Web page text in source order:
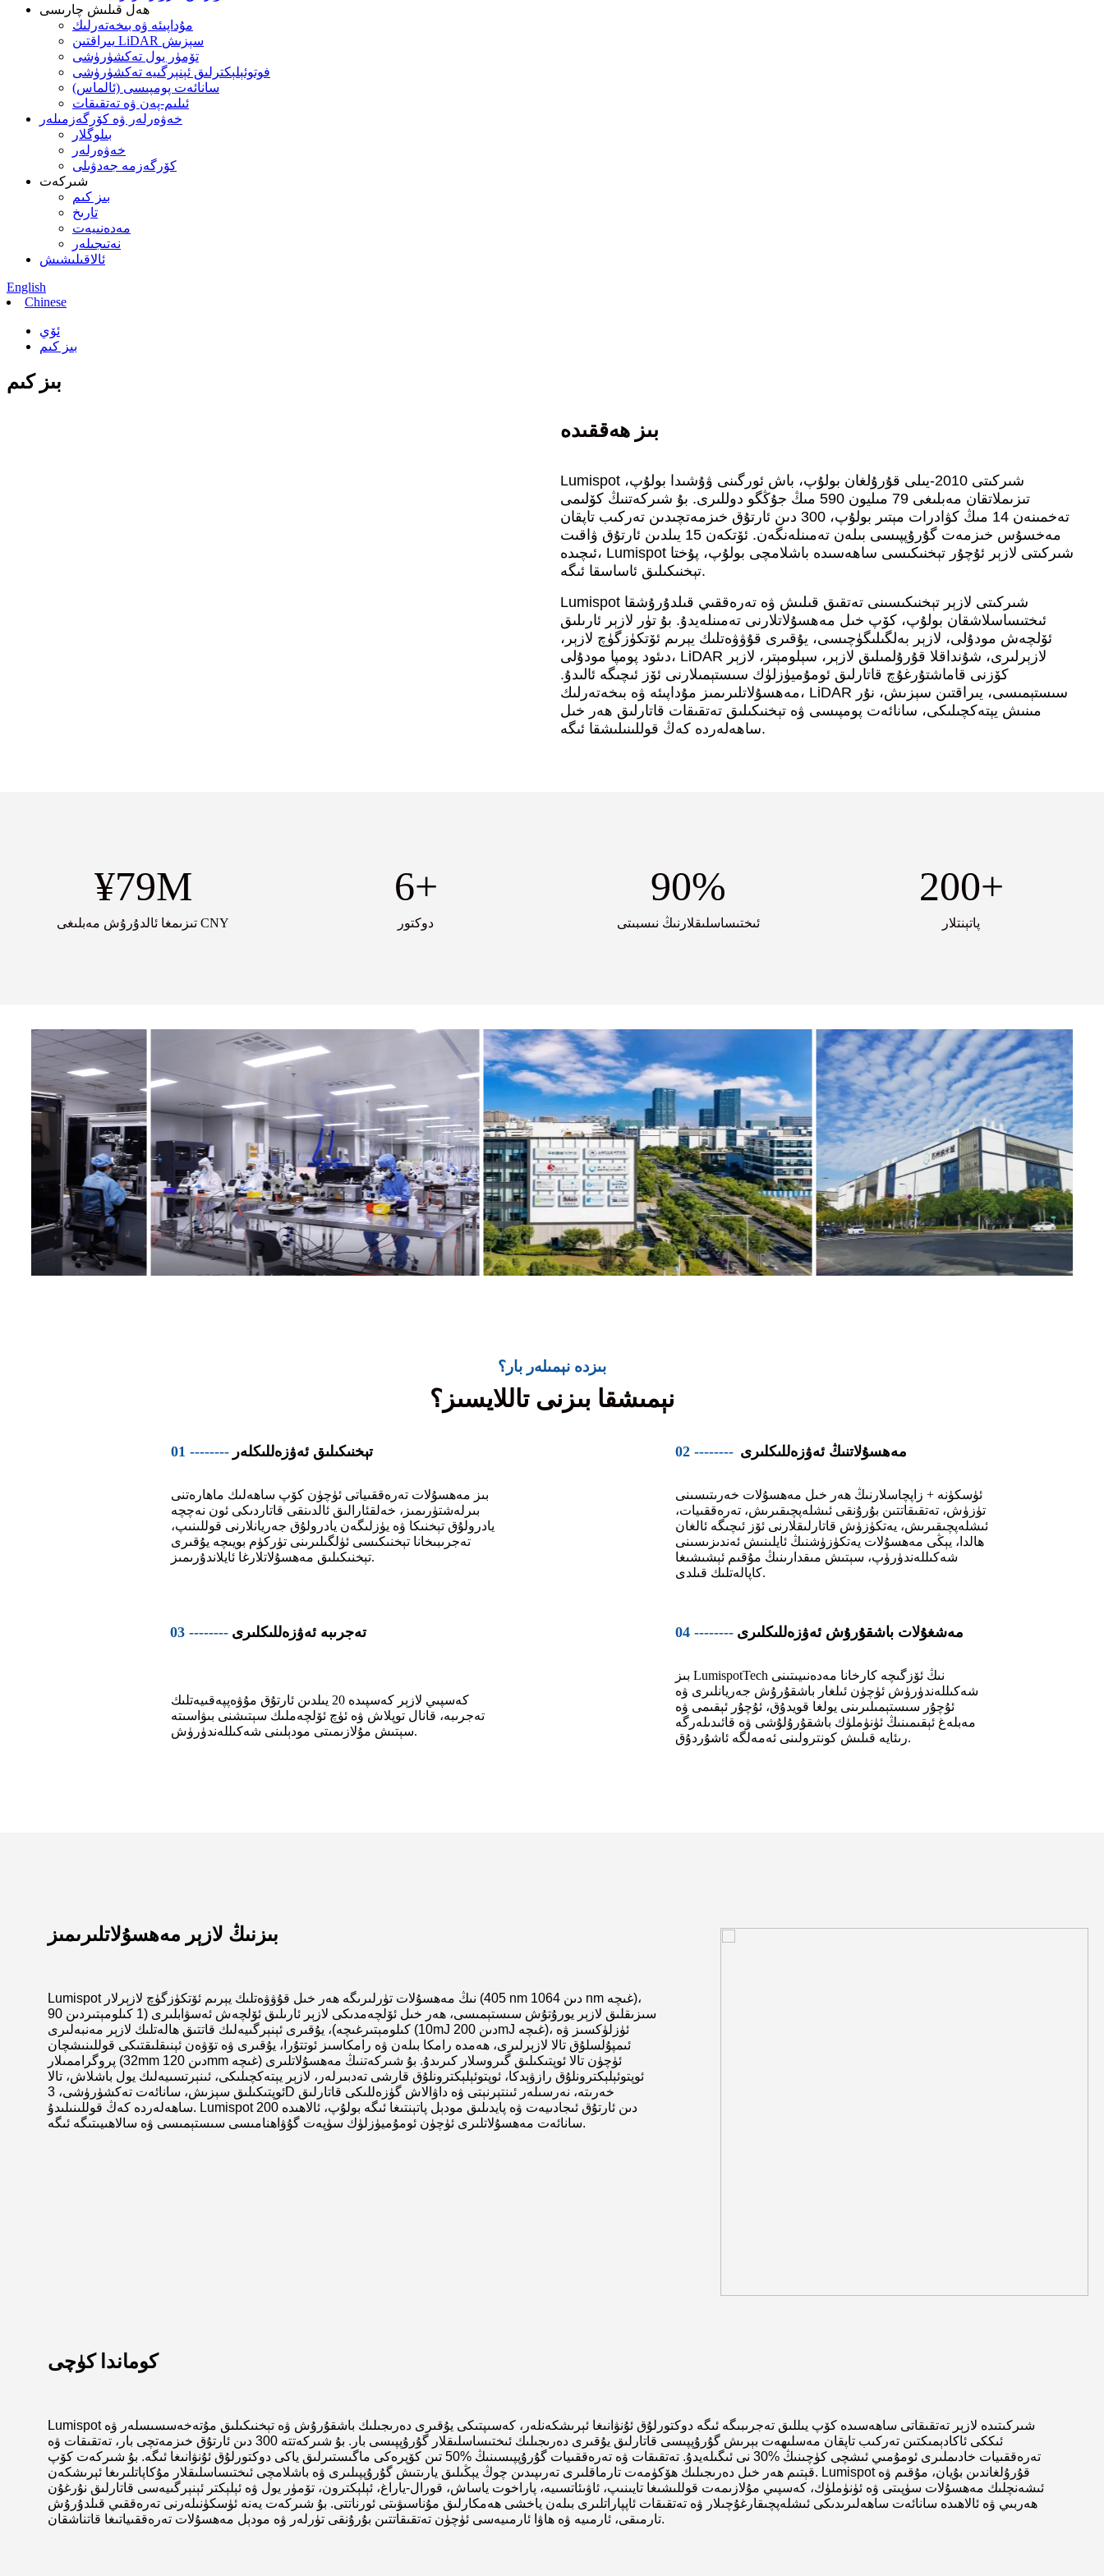
ھەل قىلىش چارىسى
مۇداپىئە ۋە بىخەتەرلىك
يىراقتىن LiDAR سېزىش
تۆمۈر يول تەكشۈرۈشى
فوتوئېلېكترلىق ئېنېرگىيە تەكشۈرۈشى
سانائەت پومپىسى (ئالماس)
ئىلىم-پەن ۋە تەتقىقات
خەۋەرلەر ۋە كۆرگەزمىلەر
بىلوگلار
خەۋەرلەر
كۆرگەزمە جەدۋىلى
شىركەت
بىز كىم
تارىخ
مەدەنىيەت
نەتىجىلەر
ئالاقىلىشىش
English
Chinese
ئۆي
بىز كىم
بىز كىم
بىز ھەققىدە
Lumispot شىركىتى 2010-يىلى قۇرۇلغان بولۇپ، باش ئورگىنى ۋۇشىدا بولۇپ،
تىزىملاتقان مەبلىغى 79 مىليون 590 مىڭ جۇڭگو دوللىرى. بۇ شىركەتنىڭ كۆلىمى
تەخمىنەن 14 مىڭ كۋادرات مېتىر بولۇپ، 300 دىن ئارتۇق خىزمەتچىدىن تەركىب تاپقان
مەخسۇس خىزمەت گۇرۇپپىسى بىلەن تەمىنلەنگەن. ئۆتكەن 15 يىلدىن ئارتۇق ۋاقىت
ئىچىدە، Lumispot شىركىتى لازېر ئۇچۇر تېخنىكىسى ساھەسىدە باشلامچى بولۇپ، پۇختا
تېخنىكىلىق ئاساسقا ئىگە.
Lumispot شىركىتى لازېر تېخنىكىسىنى تەتقىق قىلىش ۋە تەرەققىي قىلدۇرۇشقا
ئىختىساسلاشقان بولۇپ، كۆپ خىل مەھسۇلاتلارنى تەمىنلەيدۇ. بۇ تۈر لازېر ئارىلىق
ئۆلچەش مودۇلى، لازېر بەلگىلىگۈچىسى، يۇقىرى قۇۋۋەتلىك يېرىم ئۆتكۈزگۈچ لازېر،
دىئود پومپا مودۇلى، LiDAR لازېرلىرى، شۇنداقلا قۇرۇلمىلىق لازېر، سېلومېتر، لازېر
كۆزنى قاماشتۇرغۇچ قاتارلىق ئومۇميۈزلۈك سىستېمىلارنى ئۆز ئىچىگە ئالىدۇ.
مەھسۇلاتلىرىمىز مۇداپىئە ۋە بىخەتەرلىك، LiDAR سىستېمىسى، يىراقتىن سېزىش، نۇر
مىنىش يېتەكچىلىكى، سانائەت پومپىسى ۋە تېخنىكىلىق تەتقىقات قاتارلىق ھەر خىل
ساھەلەردە كەڭ قوللىنىلىشقا ئىگە.
¥79M
تىزىمغا ئالدۇرۇش مەبلىغى CNY
6+
دوكتور
90%
ئىختىساسلىقلارنىڭ نىسبىتى
200+
پاتېنتلار
بىزدە نېمىلەر بار؟
نېمىشقا بىزنى تاللايسىز؟
01 -------- تېخنىكىلىق ئەۋزەللىكلەر
بىز مەھسۇلات تەرەققىياتى ئۈچۈن كۆپ ساھەلىك ماھارەتنى
بىرلەشتۈرىمىز، خەلقئارالىق ئالدىنقى قاتاردىكى ئون نەچچە
يادرولۇق تېخنىكا ۋە يۈزلىگەن يادرولۇق جەريانلارنى قوللىنىپ،
تەجرىبىخانا تېخنىكىسى ئۈلگىلىرىنى تۈركۈم بويىچە يۇقىرى
تېخنىكىلىق مەھسۇلاتلارغا ئايلاندۇرىمىز.
02 -------- مەھسۇلاتنىڭ ئەۋزەللىكلىرى
ئۈسكۈنە + زاپچاسلارنىڭ ھەر خىل مەھسۇلات خەرىتىسىنى
تۈزۈش، تەتقىقاتتىن بۇرۇنقى ئىشلەپچىقىرىش، تەرەققىيات،
ئىشلەپچىقىرىش، يەتكۈزۈش قاتارلىقلارنى ئۆز ئىچىگە ئالغان
ھالدا، يېڭى مەھسۇلات يەتكۈزۈشنىڭ ئايلىنىش ئەندىزىسىنى
شەكىللەندۈرۈپ، سېتىش مىقدارىنىڭ مۇقىم ئېشىشىغا
كاپالەتلىك قىلدى.
03 -------- تەجرىبە ئەۋزەللىكلىرى
كەسپىي لازېر كەسپىدە 20 يىلدىن ئارتۇق مۇۋەپپەقىيەتلىك
تەجرىبە، قانال توپلاش ۋە ئۈچ ئۆلچەملىك سېتىشنى بىۋاسىتە
سېتىش مۇلازىمىتى مودېلىنى شەكىللەندۈرۈش.
04 -------- مەشغۇلات باشقۇرۇش ئەۋزەللىكلىرى
بىز LumispotTech نىڭ ئۆزگىچە كارخانا مەدەنىيىتىنى
شەكىللەندۈرۈش ئۈچۈن ئىلغار باشقۇرۇش جەريانلىرى ۋە
ئۇچۇر سىستېمىلىرىنى يولغا قويدۇق، ئۇچۇر ئېقىمى ۋە
مەبلەغ ئېقىمىنىڭ ئۈنۈملۈك باشقۇرۇلۇشى ۋە قائىدىلەرگە
رىئايە قىلىش كونترولىنى ئەمەلگە ئاشۇردۇق.
بىزنىڭ لازېر مەھسۇلاتلىرىمىز
Lumispot نىڭ مەھسۇلات تۈرلىرىگە ھەر خىل قۇۋۋەتلىك يېرىم ئۆتكۈزگۈچ لازېرلار (405 nm دىن 1064 nm غىچە)،
سىزىقلىق لازېر يورۇتۇش سىستېمىسى، ھەر خىل ئۆلچەمدىكى لازېر ئارىلىق ئۆلچەش ئەسۋابلىرى (1 كىلومېتىردىن 90
كىلومېتىرغىچە)، يۇقىرى ئېنېرگىيەلىك قاتتىق ھالەتلىك لازېر مەنبەلىرى (10mJ دىن 200mJ غىچە)، ئۈزلۈكسىز ۋە
ئىمپۇلسلۇق تالا لازېرلىرى، ھەمدە رامكا بىلەن ۋە رامكاسىز ئوتتۇرا، يۇقىرى ۋە تۆۋەن ئېنىقلىقتىكى قوللىنىشچان
پروگراممىلار (32mm دىن 120mm غىچە) ئۈچۈن تالا ئوپتىكىلىق گىروسلار كىرىدۇ. بۇ شىركەتنىڭ مەھسۇلاتلىرى
ئوپتوئېلېكترونلۇق رازۋېدكا، ئوپتوئېلېكترونلۇق قارشى تەدبىرلەر، لازېر يېتەكچىلىكى، ئىنېرتسىيەلىك يول باشلاش، تالا
ئوپتىكىلىق سېزىش، سانائەت تەكشۈرۈشى، 3D خەرىتە، نەرسىلەر ئىنتېرنېتى ۋە داۋالاش گۈزەللىكى قاتارلىق
ساھەلەردە كەڭ قوللىنىلىدۇ. Lumispot 200 دىن ئارتۇق ئىجادىيەت ۋە پايدىلىق مودېل پاتېنتىغا ئىگە بولۇپ، ئالاھىدە
سانائەت مەھسۇلاتلىرى ئۈچۈن ئومۇميۈزلۈك سۈپەت گۇۋاھنامىسى سىستېمىسى ۋە سالاھىيىتىگە ئىگە.
كوماندا كۈچى
Lumispot شىركىتىدە لازېر تەتقىقاتى ساھەسىدە كۆپ يىللىق تەجرىبىگە ئىگە دوكتورلۇق ئۇنۋانىغا ئېرىشكەنلەر، كەسىپتىكى يۇقىرى دەرىجىلىك باشقۇرۇش ۋە تېخنىكىلىق مۇتەخەسسىسلەر ۋە
ئىككى ئاكادېمىكتىن تەركىب تاپقان مەسلىھەت بېرىش گۇرۇپپىسى قاتارلىق يۇقىرى دەرىجىلىك ئىختىساسلىقلار گۇرۇپپىسى بار. بۇ شىركەتتە 300 دىن ئارتۇق خىزمەتچى بار، تەتقىقات ۋە
تەرەققىيات خادىملىرى ئومۇمىي ئىشچى كۈچىنىڭ %30 نى ئىگىلەيدۇ. تەتقىقات ۋە تەرەققىيات گۇرۇپپىسىنىڭ %50 تىن كۆپرەكى ماگىستىرلىق ياكى دوكتورلۇق ئۇنۋانىغا ئىگە. بۇ شىركەت كۆپ
قېتىم ھەر خىل دەرىجىلىك ھۆكۈمەت تارماقلىرى تەرىپىدىن چوڭ يېڭىلىق يارىتىش گۇرۇپپىلىرى ۋە باشلامچى ئىختىساسلىقلار مۇكاپاتلىرىغا ئېرىشكەن. Lumispot قۇرۇلغاندىن بۇيان، مۇقىم ۋە
ئىشەنچلىك مەھسۇلات سۈپىتى ۋە ئۈنۈملۈك، كەسپىي مۇلازىمەت قوللىشىغا تايىنىپ، ئاۋىئاتسىيە، پاراخوت ياساش، قورال-ياراغ، ئېلېكترون، تۆمۈر يول ۋە ئېلېكتر ئېنېرگىيەسى قاتارلىق نۇرغۇن
ھەربىي ۋە ئالاھىدە سانائەت ساھەلىرىدىكى ئىشلەپچىقارغۇچىلار ۋە تەتقىقات ئاپپاراتلىرى بىلەن ياخشى ھەمكارلىق مۇناسىۋىتى ئورناتتى. بۇ شىركەت يەنە ئۈسكۈنىلەرنى تەرەققىي قىلدۇرۇش
تارمىقى، ئارمىيە ۋە ھاۋا ئارمىيەسى ئۈچۈن تەتقىقاتتىن بۇرۇنقى تۈرلەر ۋە مودېل مەھسۇلات تەرەققىياتىغا قاتناشقان.